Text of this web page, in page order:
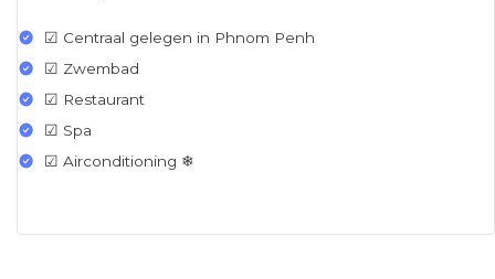
☑ Centraal gelegen in Phnom Penh
☑ Zwembad
☑ Restaurant
☑ Spa
☑ Airconditioning ❄